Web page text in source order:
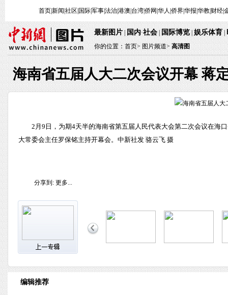
首页|新闻 社区 国际|军事|法治|港澳 台湾|侨网 华人 侨界|华报 华教| 财经|
最新图片|国内·社会|国际博览|娱乐体育|
你的位置：首页>图片频道> 高清图
海南省五届人大二次会议开幕 蒋
2月9日，为期4天半的海南省第五届人民代表大会第二次会议在海
大常委会主任罗保铭主持开幕会。中新社发 骆云飞 摄
分享到: 更多...
编辑推荐